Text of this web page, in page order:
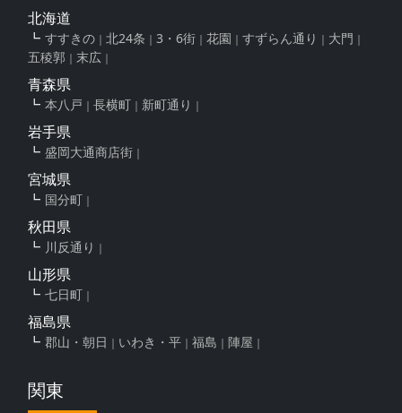
北海道
すすきの 北24条 3・6街 花園 すずらん通り
大門
五稜郭
末広
青森県
本八戸 長横町 新町通り
岩手県
盛岡大通商店街
宮城県
国分町
秋田県
川反通り
山形県
七日町
福島県
郡山・朝日 いわき・平 福島 陣屋
関東